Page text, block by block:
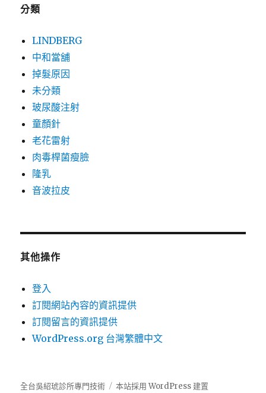
分類
LINDBERG
中和當舖
掉髮原因
未分類
玻尿酸注射
童顏針
老花雷射
肉毒桿菌瘦臉
隆乳
音波拉皮
其他操作
登入
訂閱網站內容的資訊提供
訂閱留言的資訊提供
WordPress.org 台灣繁體中文
全台吳紹琥診所專門技術 本站採用 WordPress 建置